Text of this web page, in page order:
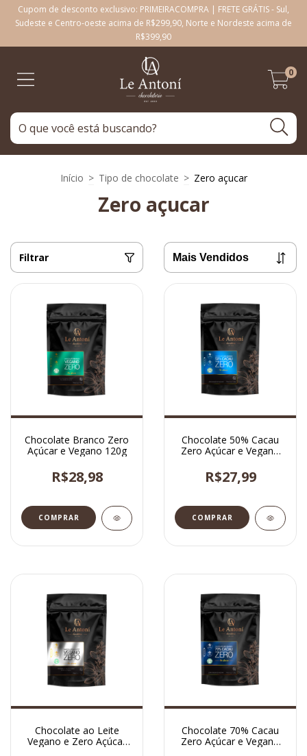
Cupom de desconto exclusivo: PRIMEIRACOMPRA | FRETE GRÁTIS - Sul,
Sudeste e Centro-oeste acima de R$299,90, Norte e Nordeste acima de
R$399,90
0
Início > Tipo de chocolate > Zero açucar
Zero açucar
Filtrar
Chocolate Branco Zero
Açúcar e Vegano 120g
R$28,98
Chocolate 50% Cacau
Zero Açúcar e Vegano
R$27,99
Chocolate ao Leite
Vegano e Zero Açúcar
Chocolate 70% Cacau
Zero Açúcar e Vegano